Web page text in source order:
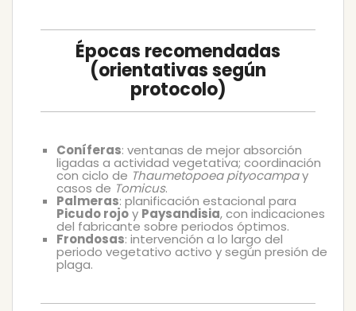
Épocas recomendadas
(orientativas según
protocolo)
Coníferas: ventanas de mejor absorción
ligadas a actividad vegetativa; coordinación
con ciclo de Thaumetopoea pityocampay
casos de Tomicus.
Palmeras: planificación estacional para
Picudo rojoy Paysandisia, con indicaciones
del fabricante sobre periodos óptimos.
Frondosas: intervención a lo largo del
periodo vegetativo activo y según presión de
plaga.